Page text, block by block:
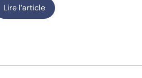
Lire l’article